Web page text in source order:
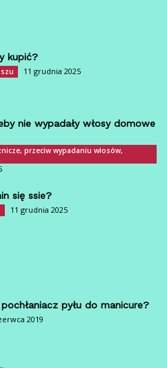
kupić?
11 grudnia 2025
nie wypadały włosy domowe
przeciw wypadaniu włosów,
się ssie?
11 grudnia 2025
pyłu do manicure?
2019